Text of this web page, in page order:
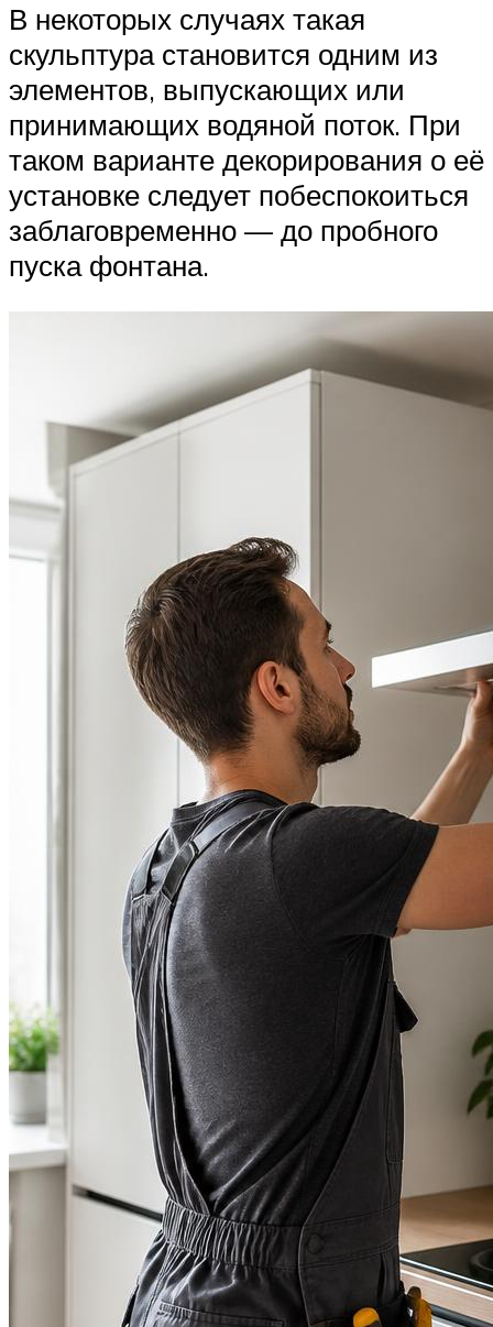
В некоторых случаях такая
скульптура становится одним из
элементов, выпускающих или
принимающих водяной поток. При
таком варианте декорирования о её
установке следует побеспокоиться
заблаговременно — до пробного
пуска фонтана.